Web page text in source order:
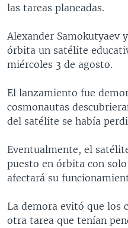
PERÚ
ECUADOR
VENEZUELA
GUATEMALA
HONDURAS
NICARAGUA
LIBERTAD DE PRENSA
MUNDO
ECONOMÍA
ENTRETENIMIENTO Y
TECNOLOGÍA
DEPORTES
LIBERTAD DE PRENSA
UCRANIA
MULTIMEDIA
FOTOGRAFÍA
AUDIOS
PROGRAMAS TV
EL MUNDO AL DÍA
FORO INTERAMERICANO
LAS CLAVES
PANORAMA
RADIO
AVANCE INFORMATIVO
BUENOS DÍAS AMÉRICA
ESTADOS UNIDOS AL DÍA
EL MUNDO AL DÍA [RADIO]
FORO [RADIO]
DIRECT
Learning English
las tareas planeadas.
Alexander Samokutyaev
órbita un satélite
miércoles 3 de agosto.
El lanzamiento fue
cosmonautas
del satélite se había
Eventualmente, el
puesto en órbita con
afectará su
La demora evitó que los
otra tarea que tenían